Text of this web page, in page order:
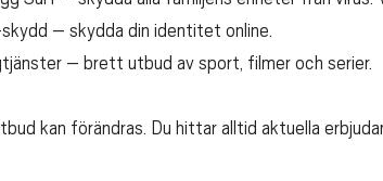
– skydda din identitet online.
– brett utbud av sport, filmer och serier.
kan förändras. Du hittar alltid aktuella